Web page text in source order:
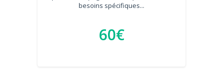
besoins spécifiques...
60€